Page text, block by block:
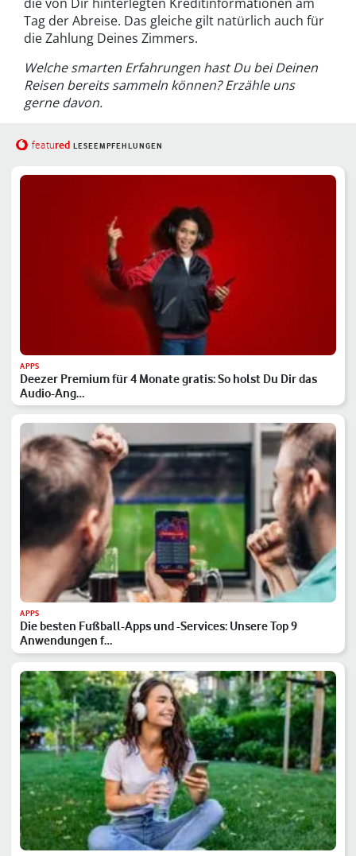
Tag der Abreise. Das gleiche gilt natürlich auch für
die Zahlung Deines Zimmers.
Welche smarten Erfahrungen hast Du bei Deinen
Reisen bereits sammeln können? Erzähle uns
gerne davon.
featured LESEEMPFEHLUNGEN
APPS
Deezer Premium für 4 Monate gratis: So holst Du Dir das
Audio-Ang…
APPS
Die besten Fußball-Apps und -Services: Unsere Top 9
Anwendungen f…